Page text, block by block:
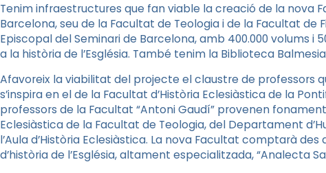
Tenim infraestructures que fan viable la creació de la nova
Barcelona, seu de la Facultat de Teologia i de la Facultat de
Episcopal del Seminari de Barcelona, amb 400.000 volums i
a la història de l’Església. També tenim la Biblioteca
Afavoreix la viabilitat del projecte el claustre de professors
s’inspira en el de la Facultat d’Història Eclesiàstica de la
professors de la Facultat “Antoni Gaudí” provenen
Eclesiàstica de la Facultat de Teologia, del Departament
l’Aula d’Història Eclesiàstica. La nova Facultat comptarà des
d’història de l’Església, altament especialitzada, “Analecta